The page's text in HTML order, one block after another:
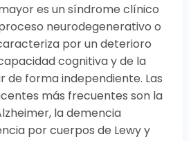
es un síndrome clínico
neurodegenerativo o
por un deterioro
cognitiva y de la
de forma independiente. Las
más frecuentes son la
la demencia
por cuerpos de Lewy y